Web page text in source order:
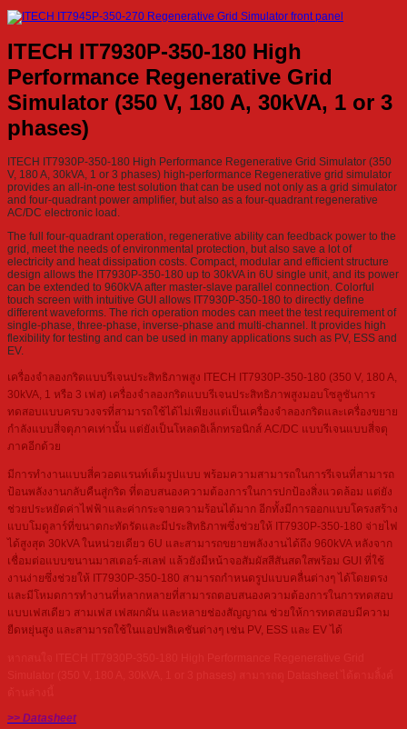
ITECH IT7930P-350-180 High
Performance Regenerative Grid
Simulator (350 V, 180 A, 30kVA, 1 or 3
phases)
ITECH IT7930P-350-180 High Performance Regenerative Grid Simulator (350
V, 180 A, 30kVA, 1 or 3 phases) high-performance Regenerative grid simulator
provides an all-in-one test solution that can be used not only as a grid simulator
and four-quadrant power amplifier, but also as a four-quadrant regenerative
AC/DC electronic load.
The full four-quadrant operation, regenerative ability can feedback power to the
grid, meet the needs of environmental protection, but also save a lot of
electricity and heat dissipation costs. Compact, modular and efficient structure
design allows the IT7930P-350-180 up to 30kVA in 6U single unit, and its power
can be extended to 960kVA after master-slave parallel connection. Colorful
touch screen with intuitive GUI allows IT7930P-350-180 to directly define
different waveforms. The rich operation modes can meet the test requirement of
single-phase, three-phase, inverse-phase and multi-channel. It provides high
flexibility for testing and can be used in many applications such as PV, ESS and
EV.
เครื่องจำลองกริดแบบรีเจนประสิทธิภาพสูง ITECH IT7930P-350-180 (350 V, 180 A,
30kVA, 1 หรือ 3 เฟส) เครื่องจำลองกริดแบบรีเจนประสิทธิภาพสูงมอบโซลูชันการ
ทดสอบแบบครบวงจรที่สามารถใช้ได้ไม่เพียงแต่เป็นเครื่องจำลองกริดและเครื่องขยาย
กำลังแบบสี่จตุภาคเท่านั้น แต่ยังเป็นโหลดอิเล็กทรอนิกส์ AC/DC แบบรีเจนแบบสี่จตุ
ภาคอีกด้วย
มีการทำงานแบบสี่ควอดแรนท์เต็มรูปแบบ พร้อมความสามารถในการรีเจนที่สามารถ
ป้อนพลังงานกลับคืนสู่กริด ที่ตอบสนองความต้องการในการปกป้องสิ่งแวดล้อม แต่ยัง
ช่วยประหยัดค่าไฟฟ้าและค่ากระจายความร้อนได้มาก อีกทั้งมีการออกแบบโครงสร้าง
แบบโมดูลาร์ที่ขนาดกะทัดรัดและมีประสิทธิภาพซึ่งช่วยให้ IT7930P-350-180 จ่ายไฟ
ได้สูงสุด 30kVA ในหน่วยเดียว 6U และสามารถขยายพลังงานได้ถึง 960kVA หลังจาก
เชื่อมต่อแบบขนานมาสเตอร์-สเลฟ แล้วยังมีหน้าจอสัมผัสสีสันสดใสพร้อม GUI ที่ใช้
งานง่ายซึ่งช่วยให้ IT7930P-350-180 สามารถกำหนดรูปแบบคลื่นต่างๆ ได้โดยตรง
และมีโหมดการทำงานที่หลากหลายที่สามารถตอบสนองความต้องการในการทดสอบ
แบบเฟสเดียว สามเฟส เฟสผกผัน และหลายช่องสัญญาณ ช่วยให้การทดสอบมีความ
ยืดหยุ่นสูง และสามารถใช้ในแอปพลิเคชันต่างๆ เช่น PV, ESS และ EV ได้
>> Datasheet